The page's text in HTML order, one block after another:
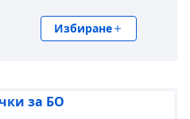
Избиране
за БО